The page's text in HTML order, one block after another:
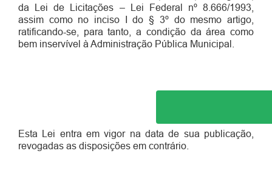
da Lei de Licitações – Lei Federal nº8.666/1993,
assim como no inciso I do § 3º do mesmo artigo,
ratificando-se, para tanto, a condição da área como
bem inservível à Administração Pública Municipal.
Esta Lei entra em vigor na data de sua publicação,
revogadas as disposições em contrário.